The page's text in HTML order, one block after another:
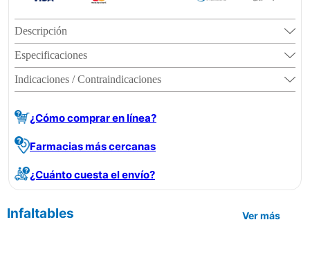
Descripción
Especificaciones
Indicaciones / Contraindicaciones
¿Cómo comprar en línea?
Farmacias más cercanas
¿Cuánto cuesta el envío?
Infaltables Ver más